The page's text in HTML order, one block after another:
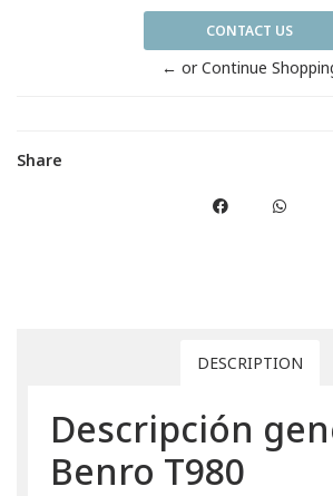
CONTACT US
← or Continue
Share
DESCRIPTION
Descripción
Benro T980